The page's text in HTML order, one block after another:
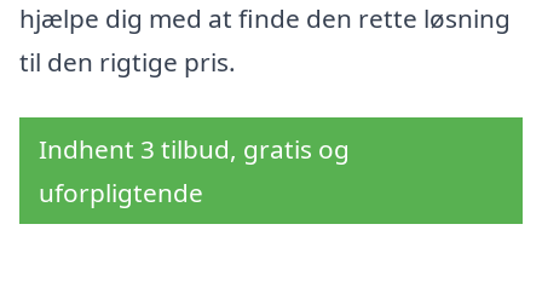
hjælpe dig med at finde den rette løsning
til den rigtige pris.
Indhent 3 tilbud, gratis og
uforpligtende